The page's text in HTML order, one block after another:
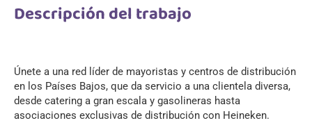
Descripción del trabajo
Únete a una red líder de mayoristas y centros de distribución
en los Países Bajos, que da servicio a una clientela diversa,
desde catering a gran escala y gasolineras hasta
asociaciones exclusivas de distribución con Heineken.